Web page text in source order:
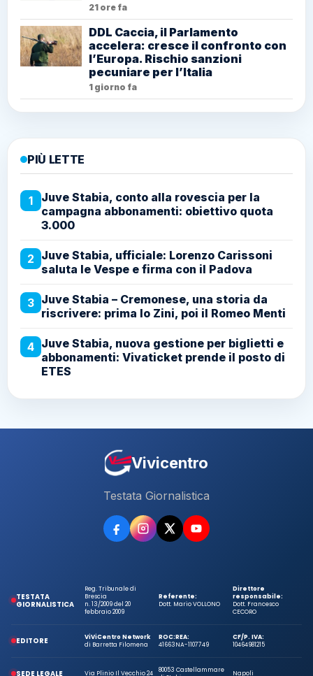
21 ore fa
DDL Caccia, il Parlamento
accelera: cresce il confronto con
l’Europa. Rischio sanzioni
pecuniare per l’Italia
1 giorno fa
PIÙ LETTE
1
Juve Stabia, conto alla rovescia per la
campagna abbonamenti: obiettivo quota
3.000
2 Juve Stabia, ufficiale: Lorenzo Carissoni
saluta le Vespe e firma con il Padova
3 Juve Stabia – Cremonese, una storia da
riscrivere: prima lo Zini, poi il Romeo Menti
4 Juve Stabia, nuova gestione per biglietti e
abbonamenti: Vivaticket prende il posto di
ETES
Vivicentro
Testata Giornalistica
TESTATA
GIORNALISTICA
Reg. Tribunale di
Brescia
n. 13/2009 del 20
febbraio 2009
Referente:
Dott. Mario VOLLONO
Direttore
responsabile:
Dott. Francesco
CECORO
EDITORE
ViViCentro Network
di Barretta Filomena
ROC:
41663
REA:
NA-1107749
CF/P. IVA:
10464981215
SEDE LEGALE Via Plinio Il Vecchio 24
80053 Castellammare
Napoli